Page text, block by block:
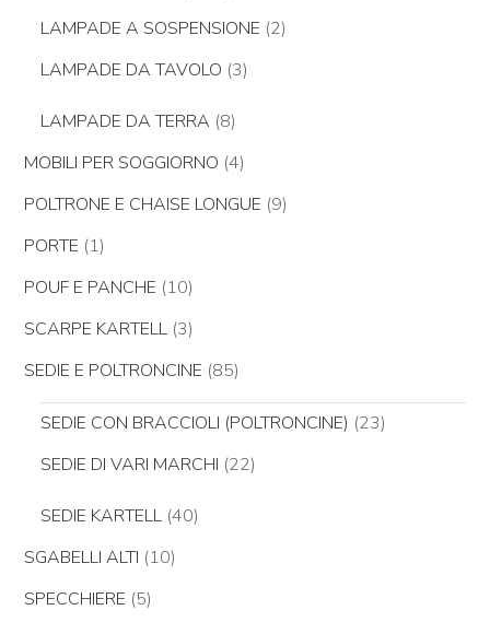
LAMPADE A SOSPENSIONE (2)
LAMPADE DA TAVOLO (3)
LAMPADE DA TERRA (8)
MOBILI PER SOGGIORNO (4)
POLTRONE E CHAISE LONGUE (9)
PORTE (1)
POUF E PANCHE (10)
SCARPE KARTELL (3)
SEDIE E POLTRONCINE (85)
SEDIE CON BRACCIOLI (POLTRONCINE) (23)
SEDIE DI VARI MARCHI (22)
SEDIE KARTELL (40)
SGABELLI ALTI (10)
SPECCHIERE (5)